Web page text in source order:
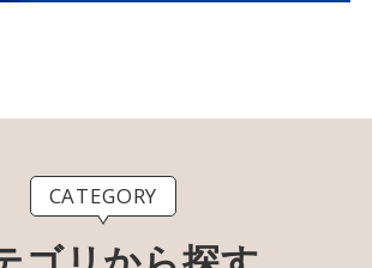
CATEGORY